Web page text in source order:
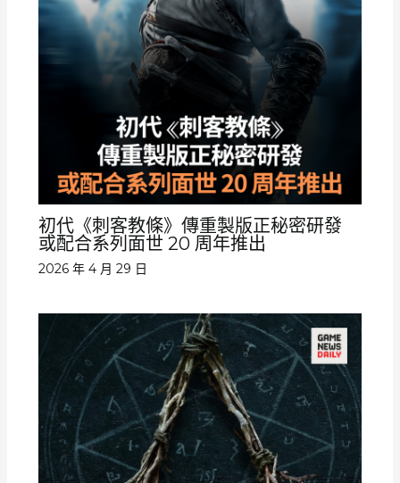
初代《刺客教條》傳重製版正秘密研發
或配合系列面世 20 周年推出
2026 年 4 月 29 日